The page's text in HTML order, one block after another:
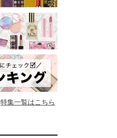
特集一覧はこちら